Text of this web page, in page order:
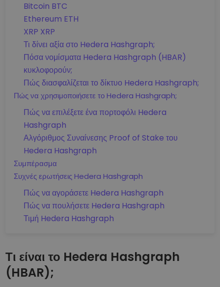
Bitcoin BTC
Ethereum ETH
XRP XRP
Τι δίνει αξία στο Hedera Hashgraph;
Πόσα νομίσματα Hedera Hashgraph (HBAR)
κυκλοφορούν;
Πώς διασφαλίζεται το δίκτυο Hedera Hashgraph;
Πώς να χρησιμοποιήσετε το Hedera Hashgraph;
Πώς να επιλέξετε ένα πορτοφόλι Hedera
Hashgraph
Αλγόριθμος Συναίνεσης Proof of Stake του
Hedera Hashgraph
Συμπέρασμα
Συχνές ερωτήσεις Hedera Hashgraph
Πώς να αγοράσετε Hedera Hashgraph
Πώς να πουλήσετε Hedera Hashgraph
Τιμή Hedera Hashgraph
Τι είναι το Hedera Hashgraph
(HBAR);